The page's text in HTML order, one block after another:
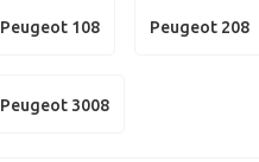
Peugeot 108 Peugeot 208
Peugeot 3008